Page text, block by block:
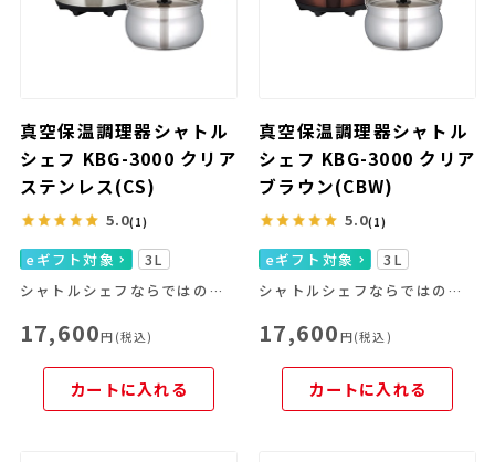
真空保温調理器シャトル
シェフ KBG-3000 クリア
ステンレス(CS)
5.0(1)
eギフト対象
3L
シャトルシェフならではの便利な機能を豊富なラインナップから
17,600円(税込)
カートに入れる
真空保温調理器シャトル
シェフ KBG-3000 クリア
ブラウン(CBW)
5.0(1)
eギフト対象
3L
シャトルシェフならではの便利な機能を豊富なラインナップから
17,600 円(税込)
カートに入れる